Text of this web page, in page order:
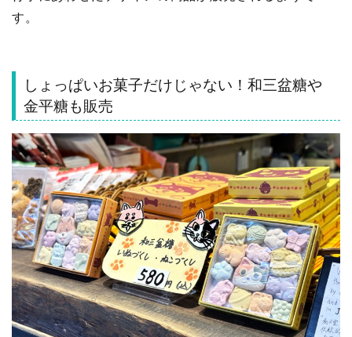
す。
しょっぱいお菓子だけじゃない！和三盆糖や
金平糖も販売